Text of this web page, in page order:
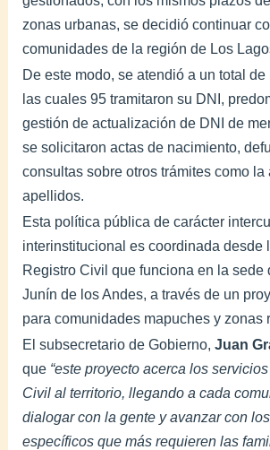
zonas urbanas, se decidió continuar
comunidades de la región de Los
De este modo, se atendió a un total
las cuales 95 tramitaron su DNI,
gestión de actualización de DNI de
se solicitaron actas de nacimiento,
consultas sobre otros trámites como la
apellidos.
Esta política pública de carácter
interinstitucional es coordinada desde
Registro Civil que funciona en la sede
Junín de los Andes, a través de un
para comunidades mapuches y zonas
El subsecretario de Gobierno,Juan
que “este proyecto acerca los
Civil al territorio, llegando a cada
dialogar con la gente y avanzar con
específicos que más requieren las